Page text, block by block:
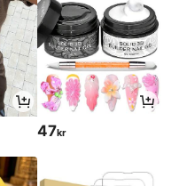
47kr